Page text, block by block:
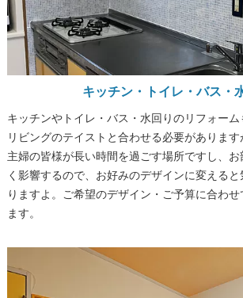
キッチン・トイレ・バス・
キッチンやトイレ・バス・水回りのリフォーム
リビングのテイストと合わせる必要がありま
主婦の皆様が長い時間を過ごす場所ですし、
く影響するので、お好みのデザインに変える
りますよ。ご希望のデザイン・ご予算に合わ
ます。